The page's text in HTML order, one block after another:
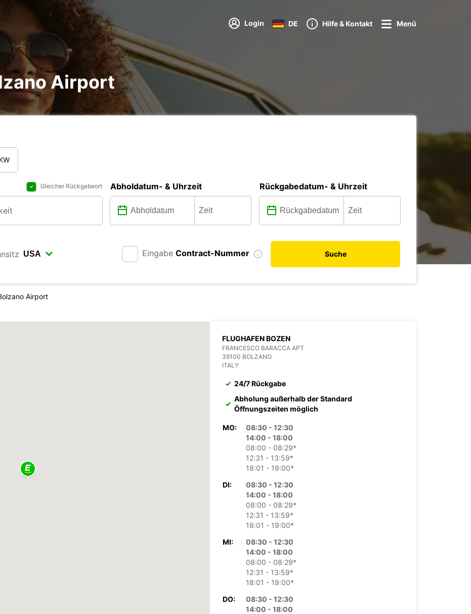
Login DE Hilfe & Kontakt Menü
Airport
Gleicher Rückgabeort Abholdatum- & Uhrzeit Rückgabedatum- & Uhrzeit
Eingabe Contract-Nummer Suche
Airport
FLUGHAFEN BOZEN
FRANCESCO BARACCA APT
39100 BOLZANO
ITALY
24/7 Rückgabe
Abholung außerhalb der Standard
Öffnungszeiten möglich
MO:
08:30 - 12:30
14:00 - 18:00
08:00 - 08:29*
12:31 - 13:59*
18:01 - 19:00*
DI:
08:30 - 12:30
14:00 - 18:00
08:00 - 08:29*
12:31 - 13:59*
18:01 - 19:00*
MI:
08:30 - 12:30
14:00 - 18:00
08:00 - 08:29*
12:31 - 13:59*
18:01 - 19:00*
DO:
08:30 - 12:30
14:00 - 18:00